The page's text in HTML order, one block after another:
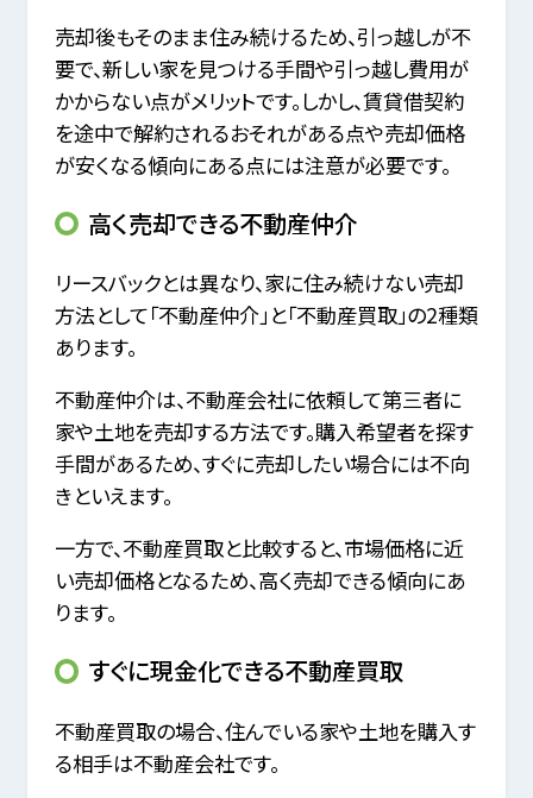
売却後もそのまま住み続けるため、引っ越しが不
要で、新しい家を見つける手間や引っ越し費用が
かからない点がメリットです。しかし、賃貸借契約
を途中で解約されるおそれがある点や売却価格
が安くなる傾向にある点には注意が必要です。
高く売却できる不動産仲介
リースバックとは異なり、家に住み続けない売却
方法として「不動産仲介」と「不動産買取」の2種類
あります。
不動産仲介は、不動産会社に依頼して第三者に
家や土地を売却する方法です。購入希望者を探す
手間があるため、すぐに売却したい場合には不向
きといえます。
一方で、不動産買取と比較すると、市場価格に近
い売却価格となるため、高く売却できる傾向にあ
ります。
すぐに現金化できる不動産買取
不動産買取の場合、住んでいる家や土地を購入す
る相手は不動産会社です。